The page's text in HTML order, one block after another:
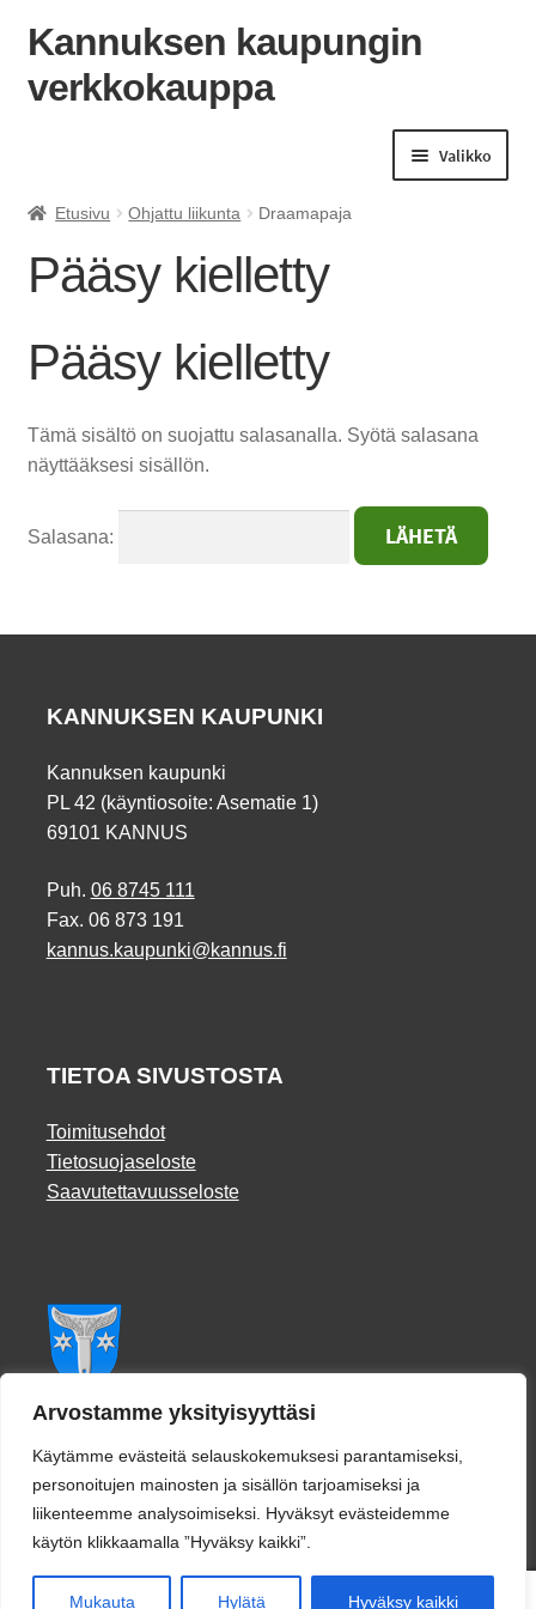
Arvostamme yksityisyyttäsi
Käytämme evästeitä selauskokemuksesi parantamiseksi,
personoitujen mainosten ja sisällön tarjoamiseksi ja
liikenteemme analysoimiseksi. Hyväksyt evästeidemme
käytön klikkaamalla ”Hyväksy kaikki”.
Mukauta Hylätä Hyväksy kaikki
Siirry
Siirry
Kannuksen kaupungin
verkkokauppa
Valikko
Etusivu Ohjattu liikunta Draamapaja
Pääsy kielletty
Pääsy kielletty
Tämä sisältö on suojattu salasanalla. Syötä salasana
näyttääksesi sisällön.
Salasana:
KANNUKSEN KAUPUNKI
Kannuksen kaupunki
PL 42 (käyntiosoite: Asematie 1)
69101 KANNUS
Puh. 06 8745 111
Fax. 06 873 191
kannus.kaupunki@kannus.fi
TIETOA SIVUSTOSTA
Toimitusehdot
Tietosuojaseloste
Saavutettavuusseloste
Facebook
0